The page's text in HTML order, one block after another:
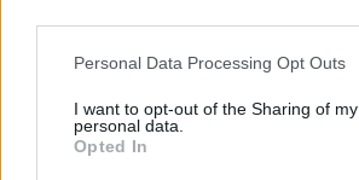
Personal Data Processing Opt Outs
I want to opt-out of the Sharing of my
personal data.
Opted In